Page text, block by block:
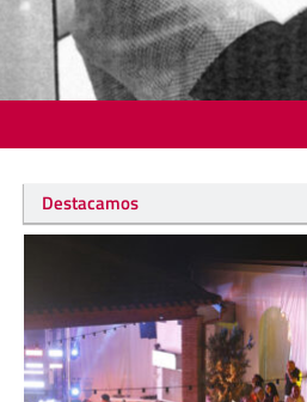
Destacamos